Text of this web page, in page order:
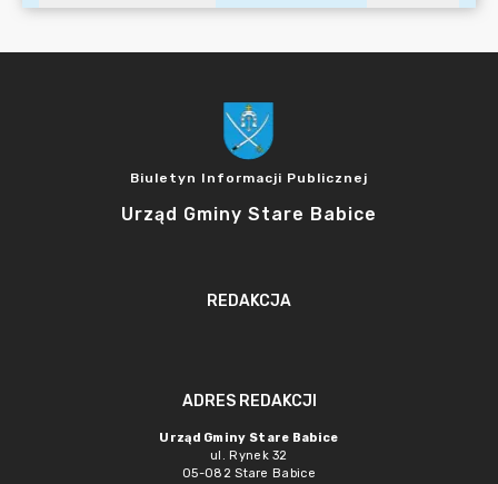
Biuletyn Informacji Publicznej
Urząd Gminy Stare Babice
REDAKCJA
ADRES REDAKCJI
Urząd Gminy Stare Babice
ul. Rynek 32
05-082 Stare Babice